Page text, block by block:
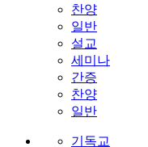
찬양
일반
설교
세미나
간증
찬양
일반
기독교